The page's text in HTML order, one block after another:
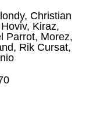
, Christian
Hoviv, Kiraz,
Parrot, Morez,
, Rik Cursat,